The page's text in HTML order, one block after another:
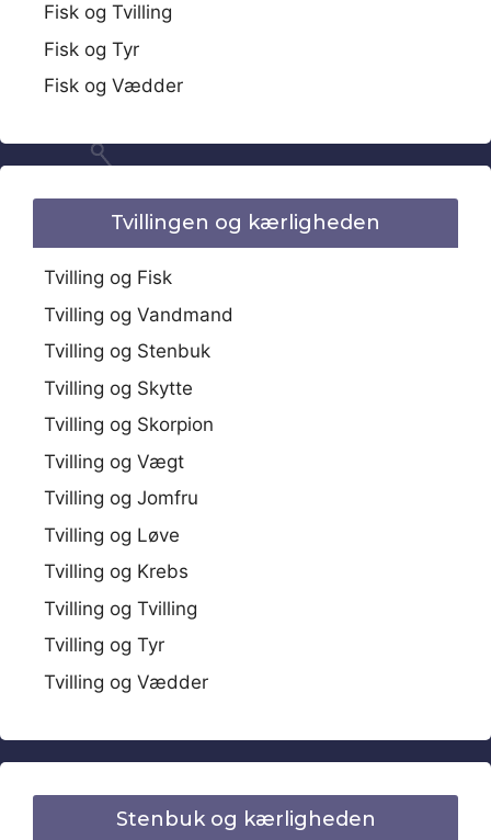
Fisk og Tvilling
Fisk og Tyr
Fisk og Vædder
Tvillingen og kærligheden
Tvilling og Fisk
Tvilling og Vandmand
Tvilling og Stenbuk
Tvilling og Skytte
Tvilling og Skorpion
Tvilling og Vægt
Tvilling og Jomfru
Tvilling og Løve
Tvilling og Krebs
Tvilling og Tvilling
Tvilling og Tyr
Tvilling og Vædder
Stenbuk og kærligheden